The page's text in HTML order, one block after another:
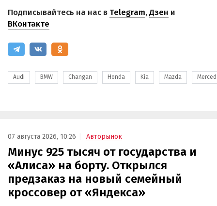
Подписывайтесь на нас в Telegram,Дзен и
ВКонтакте
Audi BMW Changan Honda Kia Mazda
07 августа 2026, 10:26 Авторынок
Минус 925 тысяч от государства и
«Алиса» на борту. Открылся
предзаказ на новый семейный
кроссовер от «Яндекса»